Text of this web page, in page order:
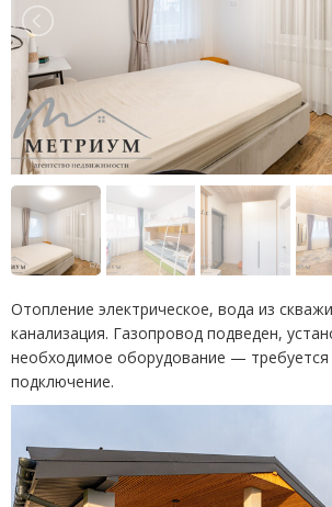
Отопление электрическое, вода из
канализация. Газопровод подведен,
необходимое оборудование — требуется
подключение.